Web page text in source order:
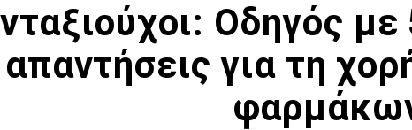
Οδηγός
απαντήσεις για τη